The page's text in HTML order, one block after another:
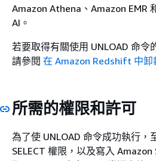
Amazon Athena、Amazon EMR
AI。
若要取得有關使用 UNLOAD 命令
請參閱 在 Amazon Redshift 中卸
所需的權限和許可
為了使 UNLOAD 命令成功執行，
SELECT 權限，以及寫入